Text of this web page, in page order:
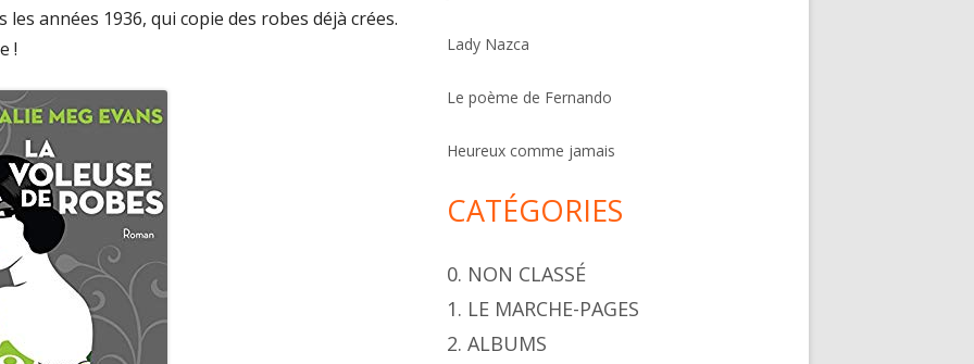
années 1936, qui copie des robes déjà crées.
!
e
Lady Nazca
Le poème de Fernando
Heureux comme jamais
CATÉGORIES
0. NON CLASSÉ
1. LE MARCHE-PAGES
2. ALBUMS